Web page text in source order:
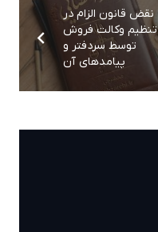
نقض قانون الزام در
تنظیم وکالت فروش
توسط سردفتر و
پیامدهای آن